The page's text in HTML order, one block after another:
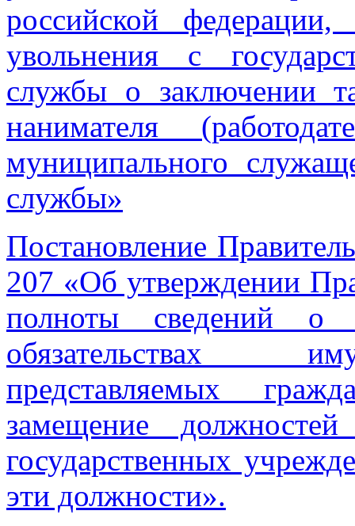
российской
увольнения с
службы о заключении
нанимателя
муниципального
службы»
Постановление
207 «Об утверждении
полноты сведений
обязательствах
представляемых
замещение
государственных
эти должности».